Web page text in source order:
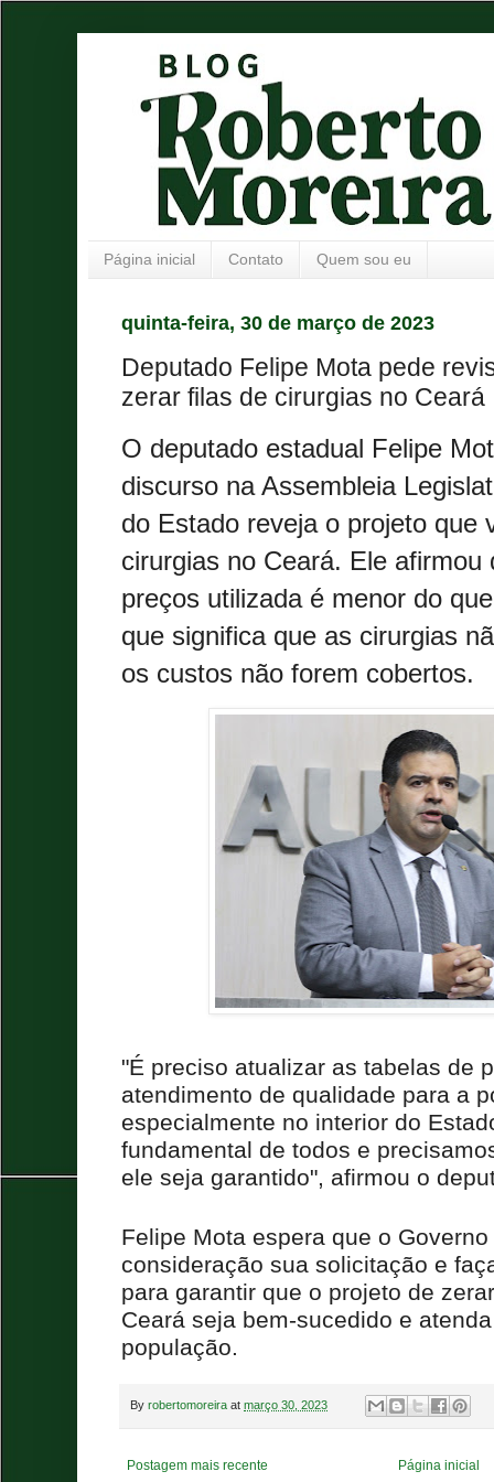
Página inicial Contato Quem sou eu
quinta-feira, 30 de março de 2023
Deputado Felipe Mota pede
zerar filas de cirurgias no Ceará
O deputado estadual Felipe
discurso na Assembleia
do Estado reveja o projeto que
cirurgias no Ceará. Ele afirmou
preços utilizada é menor do
que significa que as cirurgias
os custos não forem cobertos.
"É preciso atualizar as tabelas de
atendimento de qualidade para a
especialmente no interior do
fundamental de todos e
ele seja garantido", afirmou o
Felipe Mota espera que o
consideração sua solicitação e
para garantir que o projeto de
Ceará seja bem-sucedido e
população.
By robertomoreira at março 30, 2023
Postagem mais recente Página inicial